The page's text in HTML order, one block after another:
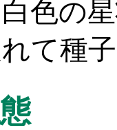
色の
て種